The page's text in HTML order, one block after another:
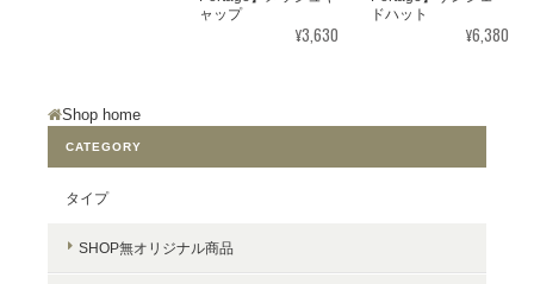
ャップ
¥3,630
ドハット
¥6,380
Shop home
CATEGORY
タイプ
SHOP無オリジナル商品